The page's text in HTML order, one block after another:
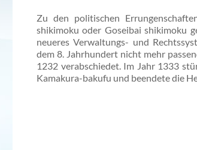
Zu den politischen
shikimoku oder Goseibai shikimoku
neueres Verwaltungs- und
dem 8. Jahrhundert nicht mehr
1232 verabschiedet. Im Jahr 1333
Kamakura-bakufu und beendete die